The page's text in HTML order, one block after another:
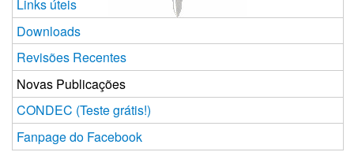
Links úteis
Downloads
Revisões Recentes
Novas Publicações
CONDEC (Teste grátis!)
Fanpage do Facebook